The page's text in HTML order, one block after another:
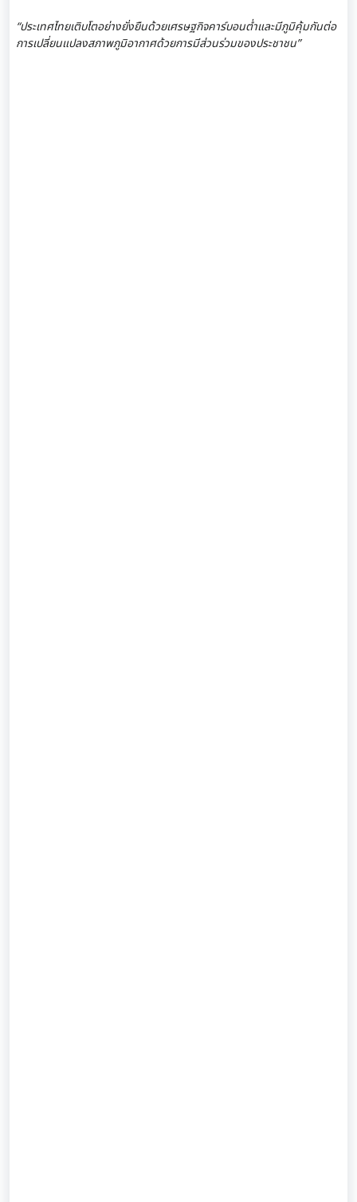
“ประเทศไทยเติบโตอย่างยั่งยืนด้วยเศรษฐกิจคาร์บอนต่ำและมีภูมิคุ้มกันต่อ
การเปลี่ยนแปลงสภาพภูมิอากาศด้วยการมีส่วนร่วมของประชาชน”